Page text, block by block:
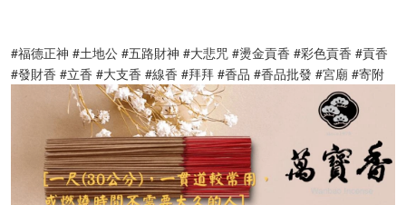
#福德正神 #土地公 #五路財神 #大悲咒 #燙金貢香 #彩色貢香 #貢香
#發財香 #立香 #大支香 #線香 #拜拜 #香品 #香品批發 #宮廟 #寄附